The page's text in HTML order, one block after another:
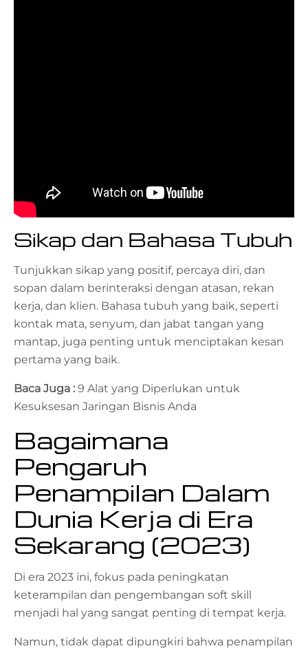
Sikap dan Bahasa Tubuh
Tunjukkan sikap yang positif, percaya diri, dan
sopan dalam berinteraksi dengan atasan, rekan
kerja, dan klien. Bahasa tubuh yang baik, seperti
kontak mata, senyum, dan jabat tangan yang
mantap, juga penting untuk menciptakan kesan
pertama yang baik.
Baca Juga : 9 Alat yang Diperlukan untuk
Kesuksesan Jaringan Bisnis Anda
Bagaimana
Pengaruh
Penampilan Dalam
Dunia Kerja di Era
Sekarang (2023)
Di era 2023 ini, fokus pada peningkatan
keterampilan dan pengembangan soft skill
menjadi hal yang sangat penting di tempat kerja.
Namun, tidak dapat dipungkiri bahwa penampilan